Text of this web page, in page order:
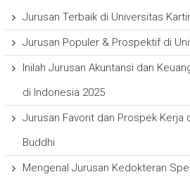
Jurusan Terbaik di Universitas
Jurusan Populer & Prospektif di
Inilah Jurusan Akuntansi dan
di Indonesia 2025
Jurusan Favorit dan Prospek Kerja
Buddhi
Mengenal Jurusan Kedokteran